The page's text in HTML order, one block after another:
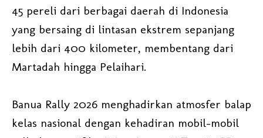
45 pereli dari berbagai daerah di Indonesia
yang bersaing di lintasan ekstrem sepanjang
lebih dari 400 kilometer, membentang dari
Martadah hingga Pelaihari.
Banua Rally 2026 menghadirkan atmosfer balap
kelas nasional dengan kehadiran mobil-mobil